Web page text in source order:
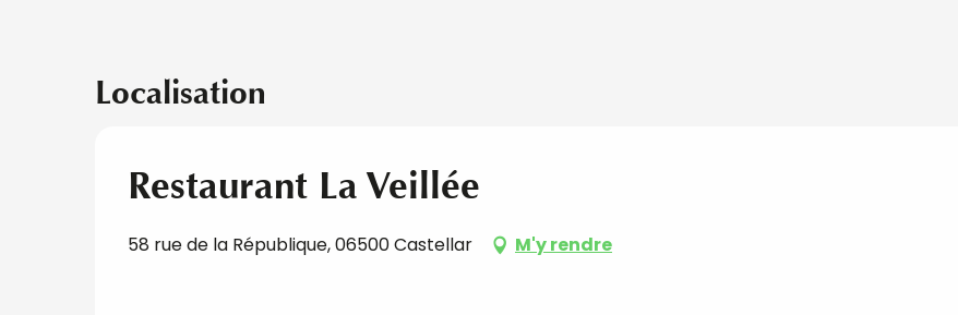
Localisation
Restaurant La Veillée
58 rue de la République, 06500 Castellar M'y rendre